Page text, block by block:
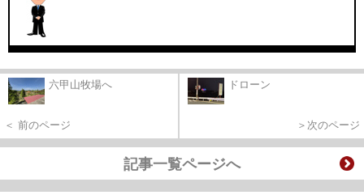
六甲山牧場へ
＜ 前のページ
ドローン
＞次のページ
記事一覧ページへ